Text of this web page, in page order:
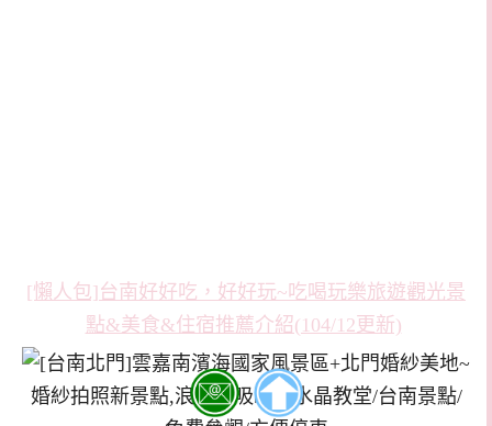
[懶人包]台南好好吃，好好玩~吃喝玩樂旅遊觀光景
點&美食&住宿推薦介紹(104/12更新)